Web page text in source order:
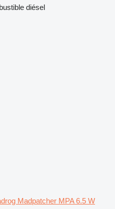
diésel
Madpatcher MPA 6.5 W